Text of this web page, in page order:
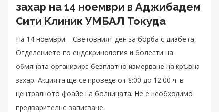
захар на 14 ноември в Аджибадем
Сити Клиник УМБАЛ Токуда
На 14 ноември – Световният ден за борба с диабета,
Отделението по ендокринология и болести на
обмяната организира безплатно измерване на кръвна
захар. Акцията ще се проведе от 8:00 до 12:00 ч. в
централното фоайе на болницата. Не е необходимо
предварително записване.